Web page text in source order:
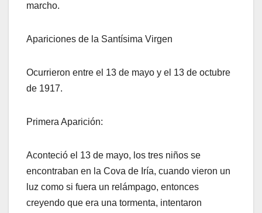
marcho.
Apariciones de la Santísima Virgen
Ocurrieron entre el 13 de mayo y el 13 de octubre
de 1917.
Primera Aparición:
Aconteció el 13 de mayo, los tres niños se
encontraban en la Cova de Iría, cuando vieron un
luz como si fuera un relámpago, entonces
creyendo que era una tormenta, intentaron